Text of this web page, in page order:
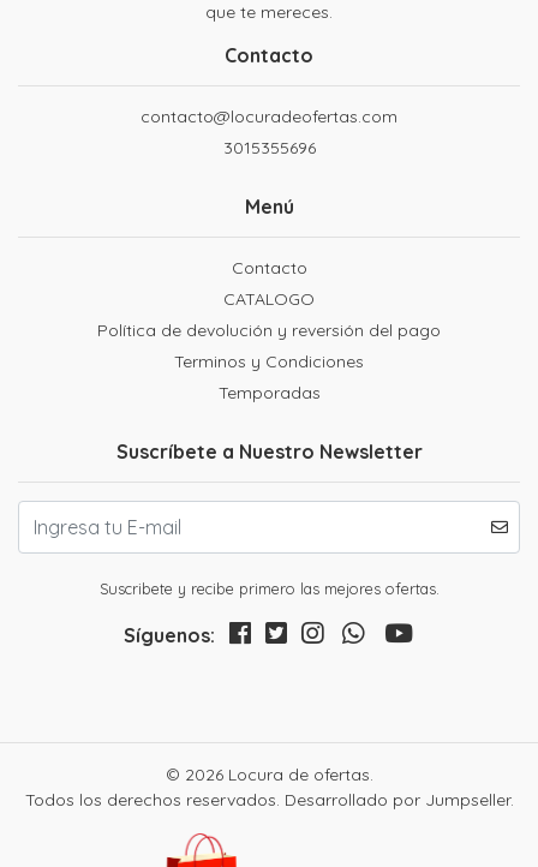
que te mereces.
Contacto
contacto@locuradeofertas.com
3015355696
Menú
Contacto
CATALOGO
Política de devolución y reversión del pago
Terminos y Condiciones
Temporadas
Suscríbete a Nuestro Newsletter
Suscribete y recibe primero las mejores ofertas.
Síguenos:
© 2026 Locura de ofertas.
Todos los derechos reservados. Desarrollado por Jumpseller.